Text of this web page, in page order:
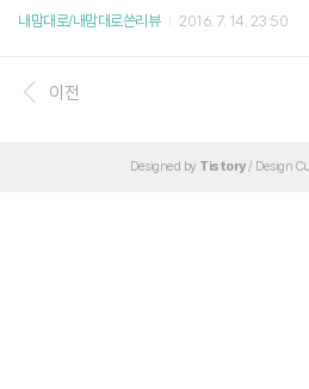
군대에서 절정을 찍고, 전역 다음해부터 전자담
한 부천 '전자담배백화점'을 소개한다. 매장 위치
방면에 있는 삼성디지털프라자 건물 3층에 위
내맘대로/내맘대로쓴리뷰 2016. 7. 14. 23:50
이전
Designed by Tistory/ Design